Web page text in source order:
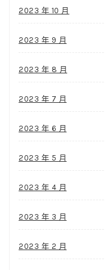
2023 年 10 月
2023 年 9 月
2023 年 8 月
2023 年 7 月
2023 年 6 月
2023 年 5 月
2023 年 4 月
2023 年 3 月
2023 年 2 月